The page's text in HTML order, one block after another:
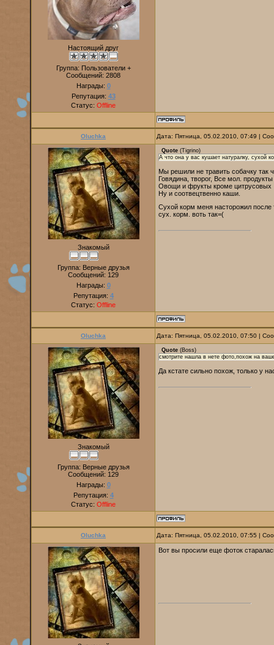
Настоящий друг
Группа: Пользователи +
Сообщений: 2808
Награды: 0
Репутация: 43
Статус: Offline
Oluchka Дата: Пятница, 05.02.2010, 07:49 |
Знакомый
Группа: Верные друзья
Сообщений: 129
Награды: 0
Репутация: 4
Статус: Offline
Quote (Tigrino)
А что она у вас кушает натуралку, сухой
Мы решили не травить собачку так
Говядина, творог, Все мол. продукты
Овощи и фрукты кроме цитрусовых
Ну и соотвецтвенно каши.
Сухой корм меня насторожил после
сух. корм. воть так=(
Oluchka Дата: Пятница, 05.02.2010, 07:50 |
Знакомый
Группа: Верные друзья
Сообщений: 129
Награды: 0
Репутация: 4
Статус: Offline
Quote (Boss)
смотрите нашла в нете фото,похож на
Да кстате сильно похож, только у
Oluchka Дата: Пятница, 05.02.2010, 07:55 |
Вот вы просили еще фоток